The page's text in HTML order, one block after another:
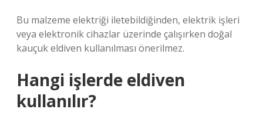
Bu malzeme elektriği iletebildiğinden, elektrik işleri
veya elektronik cihazlar üzerinde çalışırken doğal
kauçuk eldiven kullanılması önerilmez.
Hangi işlerde eldiven
kullanılır?